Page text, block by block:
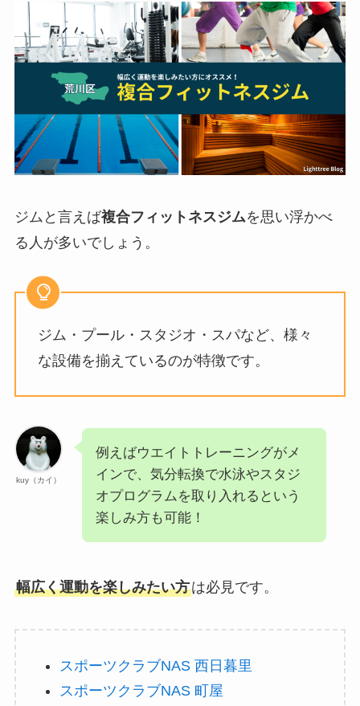
ジムと言えば複合フィットネスジムを思い浮かべ
る人が多いでしょう。
ジム・プール・スタジオ・スパなど、様々
な設備を揃えているのが特徴です。
kuy（カイ）
例えばウエイトトレーニングがメ
インで、気分転換で水泳やスタジ
オプログラムを取り入れるという
楽しみ方も可能！
幅広く運動を楽しみたい方は必見です。
スポーツクラブNAS 西日暮里
スポーツクラブNAS 町屋